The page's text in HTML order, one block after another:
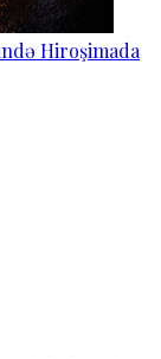
Hiroşimada